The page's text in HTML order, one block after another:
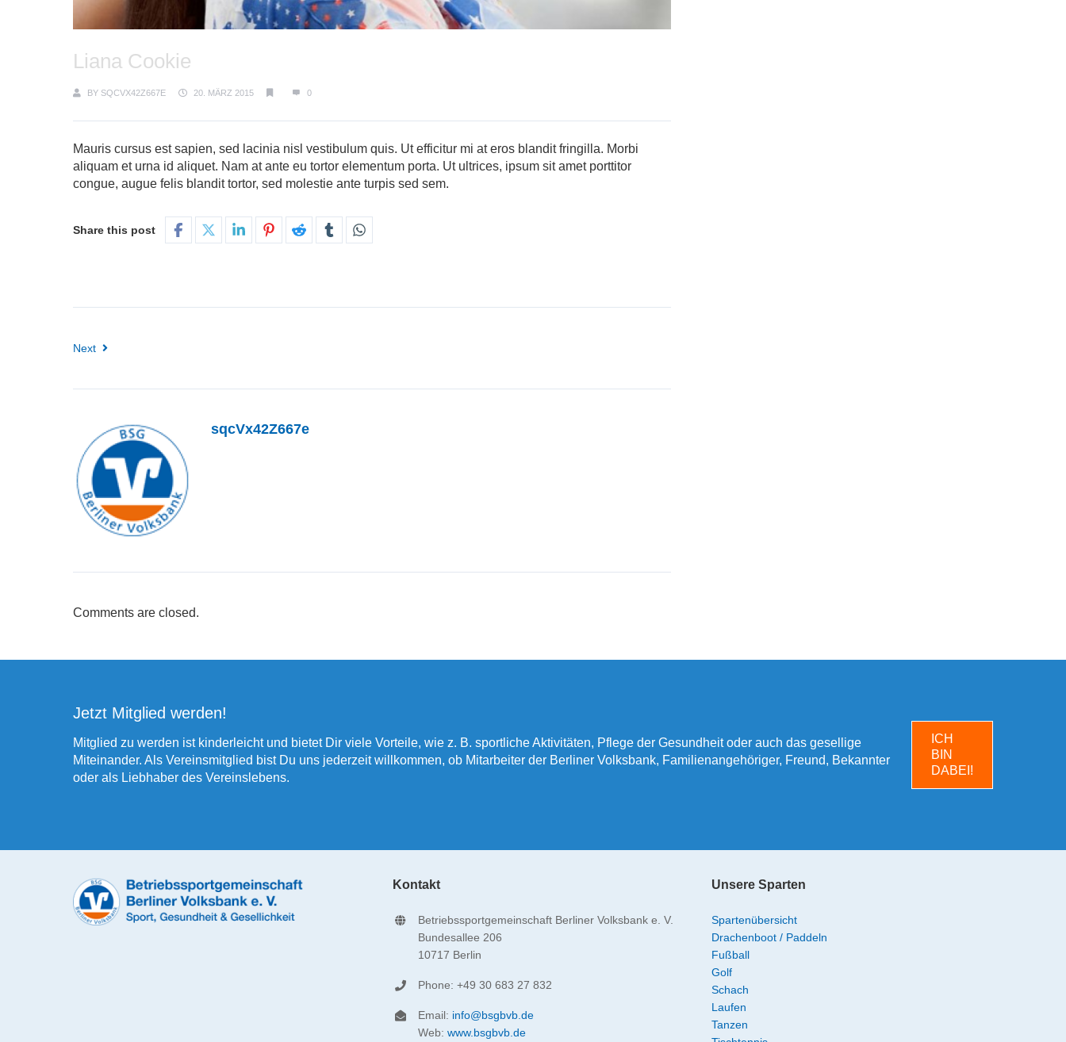
Liana Cookie
BY SQCVX42Z667E 20. MÄRZ 2015 0
Mauris cursus est sapien, sed lacinia nisl vestibulum quis. Ut efficitur mi at eros blandit fringilla. Morbi
aliquam et urna id aliquet. Nam at ante eu tortor elementum porta. Ut ultrices, ipsum sit amet porttitor
congue, augue felis blandit tortor, sed molestie ante turpis sed sem.
Share this post
Next
sqcVx42Z667e
Comments are closed.
Jetzt Mitglied werden!
Mitglied zu werden ist kinderleicht und bietet Dir viele Vorteile, wie z. B. sportliche Aktivitäten, Pflege der Gesundheit oder auch das gesellige
Miteinander. Als Vereinsmitglied bist Du uns jederzeit willkommen, ob Mitarbeiter der Berliner Volksbank, Familienangehöriger, Freund, Bekannter
oder als Liebhaber des Vereinslebens.
ICH
BIN
DABEI!
Kontakt
Betriebssportgemeinschaft Berliner Volksbank e. V.
Bundesallee 206
10717 Berlin
Phone: +49 30 683 27 832
Email: info@bsgbvb.de
Web: www.bsgbvb.de
Unsere Sparten
Spartenübersicht
Drachenboot / Paddeln
Fußball
Golf
Schach
Laufen
Tanzen